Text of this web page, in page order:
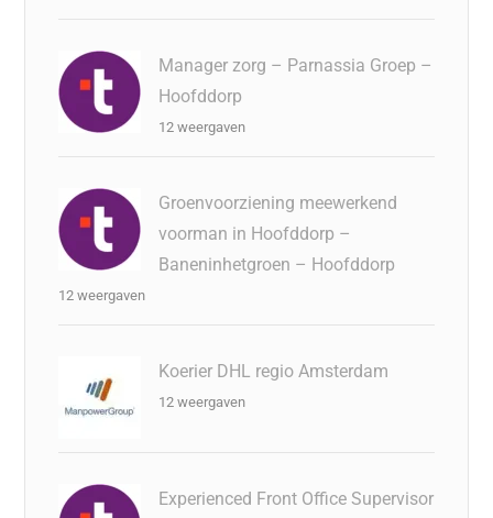
Manager zorg – Parnassia Groep –
Hoofddorp
12 weergaven
Groenvoorziening meewerkend
voorman in Hoofddorp –
Baneninhetgroen – Hoofddorp
12 weergaven
Koerier DHL regio Amsterdam
12 weergaven
Experienced Front Office Supervisor